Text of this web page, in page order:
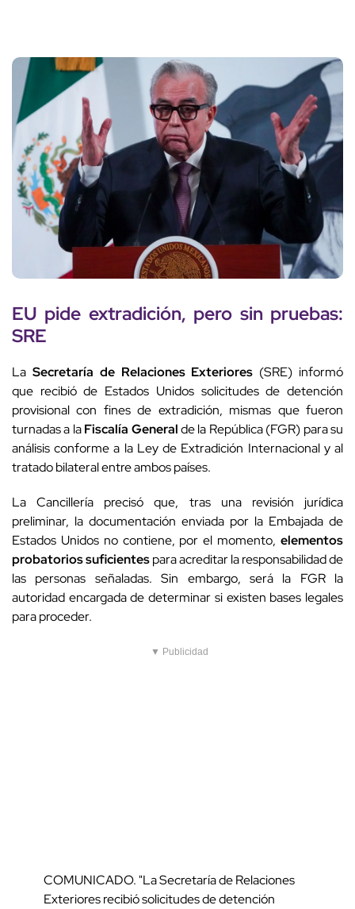
EU pide extradición, pero sin pruebas:
SRE
La Secretaría de Relaciones Exteriores (SRE) informó
que recibió de Estados Unidos solicitudes de detención
provisional con fines de extradición, mismas que fueron
turnadas a laFiscalía Generalde la República (FGR) para su
análisis conforme a la Ley de Extradición Internacional y al
tratado bilateral entre ambos países.
La Cancillería precisó que, tras una revisión jurídica
preliminar, la documentación enviada por la Embajada de
Estados Unidos no contiene, por el momento, elementos
probatorios suficientespara acreditar la responsabilidad de
las personas señaladas. Sin embargo, será la FGR la
autoridad encargada de determinar si existen bases legales
para proceder.
▼ Publicidad
COMUNICADO. "La Secretaría de Relaciones
Exteriores recibió solicitudes de detención